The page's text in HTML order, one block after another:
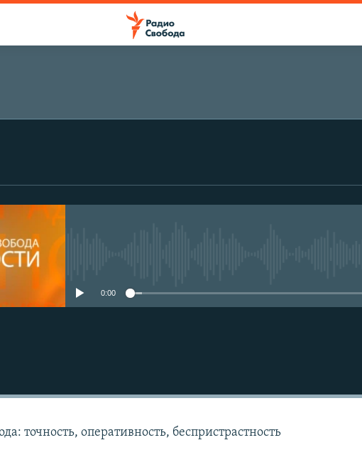
0:00
точность, оперативность, беспристрастность